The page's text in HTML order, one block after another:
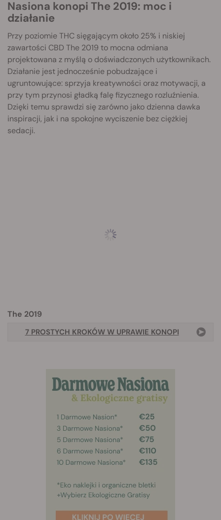
Nasiona konopi The 2019: moc i
działanie
Przy poziomie THC sięgającym około 25% i niskiej
zawartości CBD The 2019 to mocna odmiana
projektowana z myślą o doświadczonych użytkownikach.
Działanie jest jednocześnie pobudzające i
ugruntowujące: sprzyja kreatywności oraz motywacji, a
przy tym przynosi gładką falę fizycznego rozluźnienia.
Dzięki temu sprawdzi się zarówno jako dzienna dawka
inspiracji, jak i na spokojne wyciszenie bez ciężkiej
sedacji.
The 2019
7 PROSTYCH KROKÓW W UPRAWIE KONOPI